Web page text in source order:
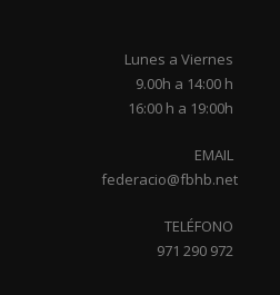
Lunes a Viernes
9.00h a 14:00 h
16:00 h a 19:00h
EMAIL
federacio@fbhb.net
TELÉFONO
971 290 972